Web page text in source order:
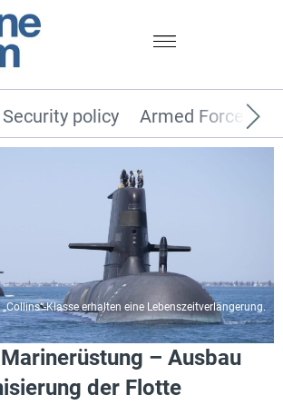
Security policy Armed Forces
Klasse erhalten eine Lebenszeitverlängerung.
– Ausbau
der Flotte